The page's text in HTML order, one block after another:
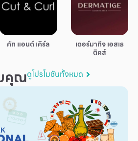
คัท แอนด์ เคิร์ล เดอร์มาทีจ เอสเธ
ติคส์
คุณดูโปรโมชันทั้งหมด